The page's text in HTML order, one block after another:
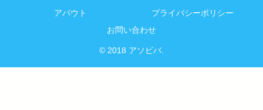
アバウト
プライバシーポリシー
お問い合わせ
© 2018 アソビバ.